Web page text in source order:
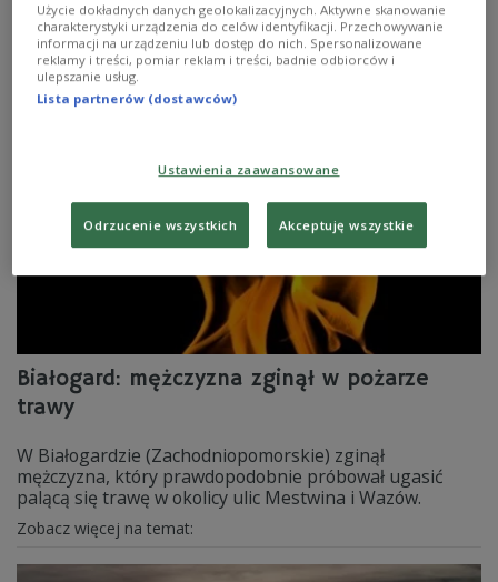
Sąd Rejonowy w Białogardzie ma zdecydować czy
odroczona zostanie kara dwóch lat bezwzględnego
więzienia dla byłego proboszcza z Kołobrzegu.
Zobacz więcej na temat:Kościół
Białogard: mężczyzna zginął w pożarze
trawy
W Białogardzie (Zachodniopomorskie) zginął
mężczyzna, który prawdopodobnie próbował ugasić
palącą się trawę w okolicy ulic Mestwina i Wazów.
Zobacz więcej na temat:
Użycie dokładnych danych geolokalizacyjnych. Aktywne skanowanie
charakterystyki urządzenia do celów identyfikacji. Przechowywanie
informacji na urządzeniu lub dostęp do nich. Spersonalizowane
reklamy i treści, pomiar reklam i treści, badnie odbiorców i
ulepszanie usług.
Lista partnerów (dostawców)
Ustawienia zaawansowane
Odrzucenie wszystkich Akceptuję wszystkie